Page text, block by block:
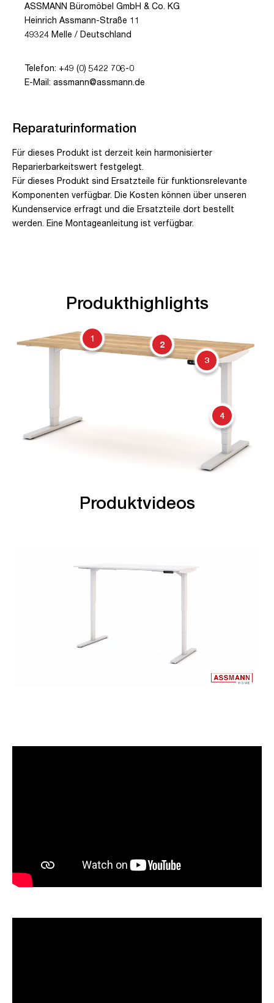
ASSMANN Büromöbel GmbH & Co. KG
Heinrich Assmann-Straße 11
49324 Melle / Deutschland
Telefon: +49 (0) 5422 706-0
E-Mail: assmann@assmann.de
Reparaturinformation
Für dieses Produkt ist derzeit kein harmonisierter
Reparierbarkeitswert festgelegt.
Für dieses Produkt sind Ersatzteile für funktionsrelevante
Komponenten verfügbar. Die Kosten können über unseren
Kundenservice erfragt und die Ersatzteile dort bestellt
werden. Eine Montageanleitung ist verfügbar.
Produkthighlights
1
2
3
4
Produktvideos